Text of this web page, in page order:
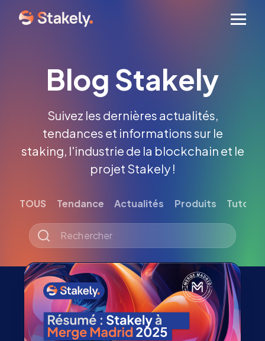
Blog Stakely
Suivez les dernières actualités,
tendances et informations sur le
staking, l'industrie de la blockchain et le
projet Stakely !
TOUS Tendance Actualités Produits Tutoriel